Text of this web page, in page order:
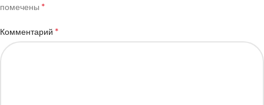
помечены *
Комментарий *